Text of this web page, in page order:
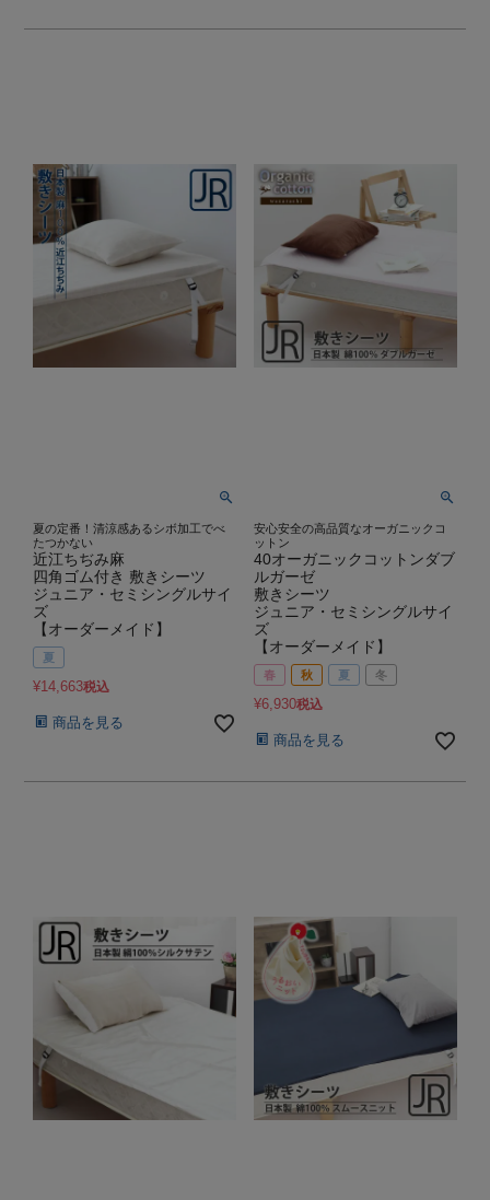
夏の定番！清涼感あるシボ加工でべ
たつかない
近江ちぢみ麻
四角ゴム付き 敷きシーツ
ジュニア・セミシングルサイ
ズ
【オーダーメイド】
夏
¥14,663税込
商品を見る
安心安全の高品質なオーガニックコ
ットン
40オーガニックコットンダブ
ルガーゼ
敷きシーツ
ジュニア・セミシングルサイ
ズ
【オーダーメイド】
春 秋 夏 冬
¥6,930税込
商品を見る